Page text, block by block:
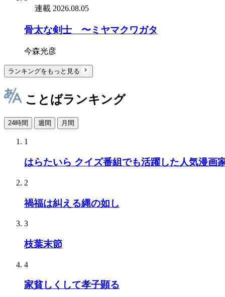
連載 2026.08.05
骨太な剣士 〜ミヤマクワガタ
今森光彦
ランキングをもっと見る
ことばランキング
24時間 週間 月間
1
はらたいら クイズ番組でも活躍した人気漫画
2
禍福は糾える縄の如し
3
枝葉末節
4
家貧しくして孝子顕る